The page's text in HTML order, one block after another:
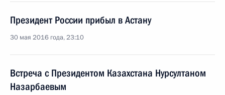
Президент России прибыл в Астану
30 мая 2016 года, 23:10
Встреча с Президентом Казахстана Нурсултаном
Назарбаевым